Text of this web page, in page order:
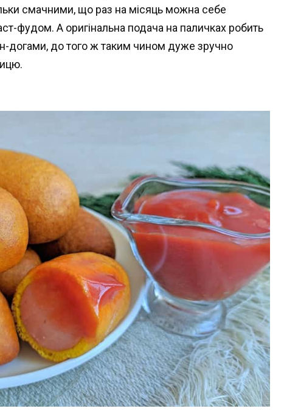
смачними, що раз на місяць можна себе
фудом. А оригінальна подача на паличках робить
догами, до того ж таким чином дуже зручно